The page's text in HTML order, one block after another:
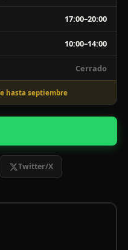
17:00–20:00
10:00–14:00
Cerrado
hasta septiembre
Twitter/X